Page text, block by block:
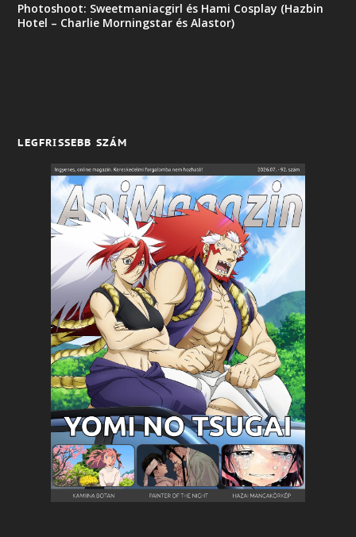
Photoshoot: Sweetmaniacgirl és Hami Cosplay (Hazbin
Hotel – Charlie Morningstar és Alastor)
LEGFRISSEBB SZÁM